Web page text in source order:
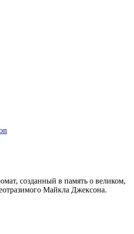
созданный в память о великом,
Майкла Джексона.